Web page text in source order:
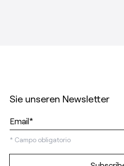
Sie unseren Newsletter
* Campo obligatorio